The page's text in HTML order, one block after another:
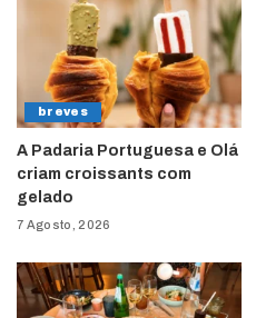
breves
A Padaria Portuguesa e Olá
criam croissants com
gelado
7 Agosto, 2026